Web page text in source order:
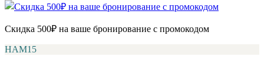
Скидка 500₽ на ваше бронирование с промокодом
НАМ15